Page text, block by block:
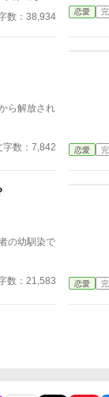
ったら、ぼ
に笑う。
数：38,934 恋愛
ら解放され
字数：7,842 恋愛
の幼馴染で
数：21,583 恋愛